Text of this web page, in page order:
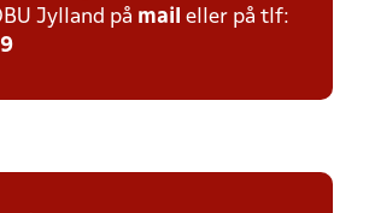
Jylland på mail eller på tlf: